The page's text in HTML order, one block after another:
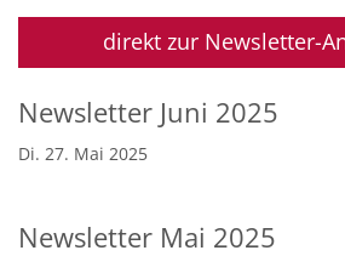
direkt zur Newsletter-
Newsletter Juni 2025
Di. 27. Mai 2025
Newsletter Mai 2025